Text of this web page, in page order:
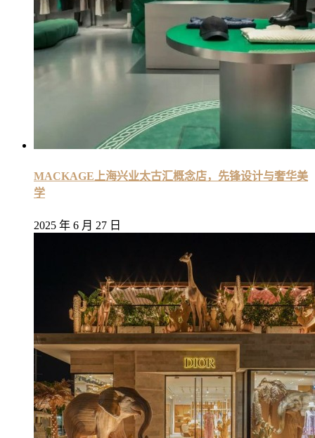
MACKAGE上海兴业太古汇概念店，先锋设计与奢华美
学
2025 年 6 月 27 日